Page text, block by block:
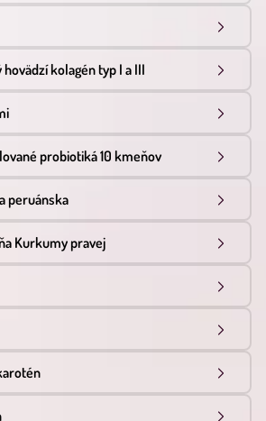
kolagén typ I a III
probiotiká 10 kmeňov
peruánska
Kurkumy pravej